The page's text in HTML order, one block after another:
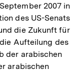
2007 in
des US-Senats
die Zukunft für
Aufteilung des
der arabischen
arabischen